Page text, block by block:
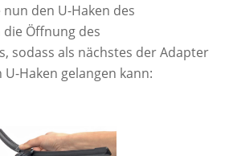
den U-Haken des
Öffnung des
sodass als nächstes der Adapter
Haken gelangen kann: